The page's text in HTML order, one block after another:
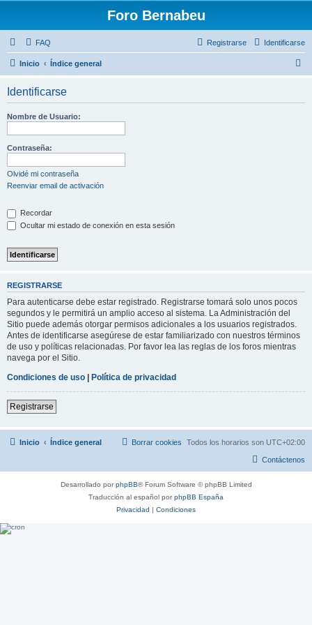
Foro Bernabeu
FAQ Identificarse
Registrarse
Inicio Índice general
Identificarse
Nombre de Usuario:
Contraseña:
Olvidé mi contraseña
Reenviar email de activación
Recordar
Ocultar mi estado de conexión en esta sesión
REGISTRARSE
Para autenticarse debe estar registrado. Registrarse tomará solo unos pocos
segundos y le permitirá un amplio acceso al sistema. La Administración del
Sitio puede además otorgar permisos adicionales a los usuarios registrados.
Antes de identificarse asegúrese de estar familiarizado con nuestros términos
de uso y políticas relacionadas. Por favor lea las reglas de los foros mientras
navega por el Sitio.
Condiciones de uso | Política de privacidad
Registrarse
Inicio Índice general Todos los horarios son UTC+02:00
Borrar cookies
Contáctenos
Desarrollado porphpBB® Forum Software © phpBB Limited
Traducción al español porphpBB España
Privacidad | Condiciones